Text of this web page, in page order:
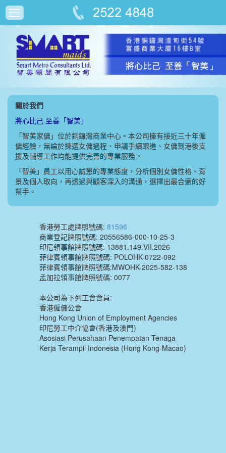
關於我們
將心比己 至善「智美」
「智美家傭」位於銅鑼灣商業中心。本公司擁有接近三十年僱
傭經驗，無論於揀選女傭過程、申請手續跟進、女傭到港後支
援及輔導工作均能提供完善的專業服務。
「智美」員工以用心誠懇的專業態度，分析個別女傭性格、背
景及個人取向，再透過與顧客深入的溝通，選擇出最合適的好
幫手。
香港勞工處牌照號碼: 81596
商業登記牌照號碼: 20556586-000-10-25-3
印尼領事館牌照號碼: 13881.149.VII.2026
菲律賓領事館牌照號碼: POLOHK-0722-092
菲律賓領事館牌照號碼:MWOHK-2025-582-138
孟加拉領事館牌照號碼: 0077
本公司為下列工會會員:
香港僱傭公會
Hong Kong Union of Employment Agencies
印尼勞工中介協會(香港及澳門)
Asosiasi Perusahaan Penempatan Tenaga
Kerja Terampil Indonesia (Hong Kong-Macao)